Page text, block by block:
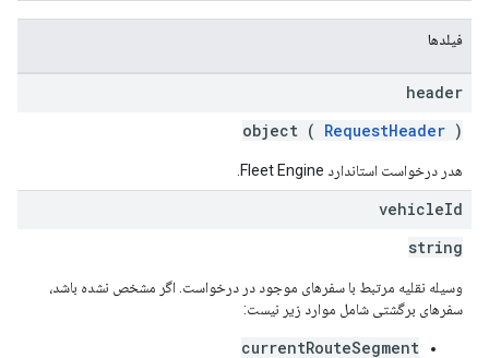
فیلدها
header
object ( RequestHeader )
هدر درخواست استاندارد Fleet Engine.
vehicleId
string
وسیله نقلیه مرتبط با سفرهای موجود در درخواست. اگر مشخص نشده باشد،
سفرهای برگشتی شامل موارد زیر نیست:
currentRouteSegment